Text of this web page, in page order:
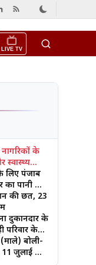
LIVE TV
के
स्वास्थ्य
पंजाब
पानी और
की छत, 23
दुकानदार के
परिवार के
बोली-
जुलाई को